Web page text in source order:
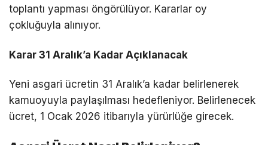
toplantı yapması öngörülüyor. Kararlar oy
çokluğuyla alınıyor.
Karar 31 Aralık’a Kadar Açıklanacak
Yeni asgari ücretin 31 Aralık’a kadar belirlenerek
kamuoyuyla paylaşılması hedefleniyor. Belirlenecek
ücret, 1 Ocak 2026 itibarıyla yürürlüğe girecek.